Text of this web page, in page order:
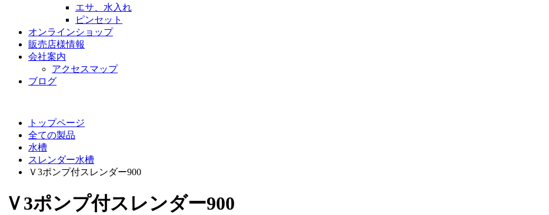
エサ、水入れ
ピンセット
オンラインショップ
販売店様情報
会社案内
アクセスマップ
ブログ
トップページ
全ての製品
水槽
スレンダー水槽
Ｖ3ポンプ付スレンダー900
Ｖ3ポンプ付スレンダー900